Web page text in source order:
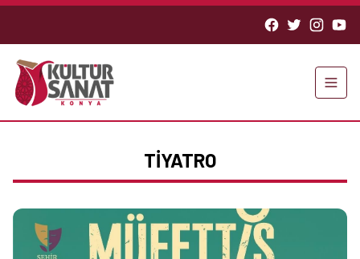
TİYATRO